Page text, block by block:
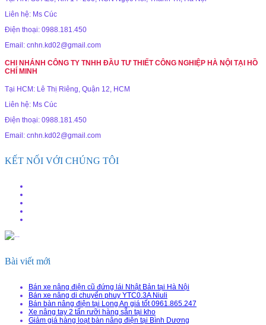
Liên hệ: Ms Cúc
Điện thoại: 0988.181.450
Email: cnhn.kd02@gmail.com
CHI NHÁNH CÔNG TY TNHH ĐẦU TƯ THIẾT CÔNG NGHIỆP HÀ NỘI TẠI HỒ
CHÍ MINH
Tại HCM: Lê Thị Riêng, Quận 12, HCM
Liên hệ: Ms Cúc
Điện thoại: 0988.181.450
Email: cnhn.kd02@gmail.com
KẾT NỐI VỚI CHÚNG TÔI
Bài viết mới
Bán xe nâng điện cũ đứng lái Nhật Bản tại Hà Nội
Bán xe nâng di chuyển phuy YTC0.3A Niuli
Bán bàn nâng điện tại Long An giá tốt 0961.865.247
Xe nâng tay 2 tấn rưỡi hàng sẵn tại kho
Giảm giá hàng loạt bàn nâng điện tại Bình Dương